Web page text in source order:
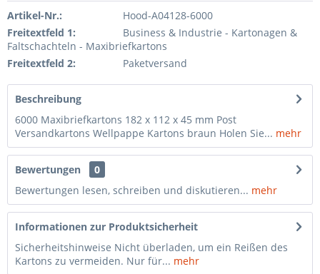
Artikel-Nr.:
Hood-A04128-6000
Freitextfeld 1:
Business & Industrie - Kartonagen &
Faltschachteln - Maxibriefkartons
Freitextfeld 2:
Paketversand
Beschreibung
6000 Maxibriefkartons 182 x 112 x 45 mm Post
Versandkartons Wellpappe Kartons braun Holen Sie... mehr
Bewertungen
0
Bewertungen lesen, schreiben und diskutieren... mehr
Informationen zur Produktsicherheit
Sicherheitshinweise Nicht überladen, um ein Reißen des
Kartons zu vermeiden. Nur für... mehr